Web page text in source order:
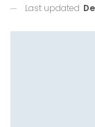
Last updated